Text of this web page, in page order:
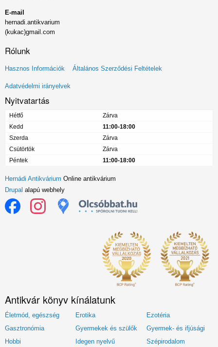
E-mail
hernadi.antikvarium
(kukac)gmail.com
Rólunk
Lábléc
menü
Hasznos Információk Általános Szerződési Feltételek
Adatvédelmi irányelvek
Nyitvatartás
Hétfő
Zárva
Kedd
11:00-18:00
Szerda
Zárva
Csütörtök
Zárva
Péntek
11:00-18:00
Hernádi Antikvárium Online antikvárium
Drupal alapú webhely
Antikvár könyv kínálatunk
Életmód, egészség Erotika
Ezotéria
Gasztronómia
Gyermekek és szülők
Gyermek- és ifjúsági
Hobbi
Idegen nyelvű Szépirodalom